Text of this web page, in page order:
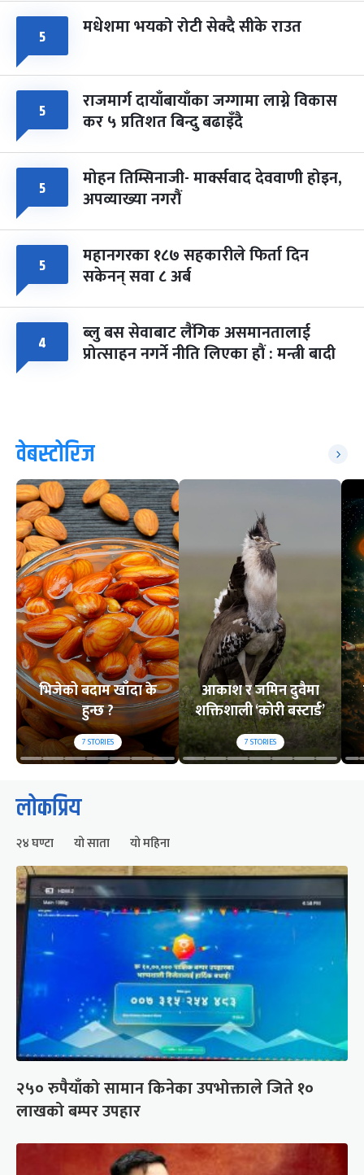
५ मधेशमा भयको रोटी सेक्दै सीके राउत
५ राजमार्ग दायाँबायाँका जग्गामा लाग्ने विकास
कर ५ प्रतिशत बिन्दु बढाइँदै
५ मोहन तिम्सिनाजी- मार्क्सवाद देववाणी होइन,
अपव्याख्या नगरौं
५ महानगरका १८७ सहकारीले फिर्ता दिन
सकेनन् सवा ८ अर्ब
४ ब्लु बस सेवाबाट लैंगिक असमानतालाई
प्रोत्साहन नगर्ने नीति लिएका हौं : मन्त्री बादी
वेबस्टोरिज
भिजेको बदाम खाँदा के
हुन्छ ?
7STORIES
आकाश र जमिन दुवैमा
शक्तिशाली ‘कोरी बस्टार्ड’
7STORIES
लोकप्रिय
२४ घण्टा यो साता यो महिना
२५० रुपैयाँको सामान किनेका उपभोक्ताले जिते १०
लाखको बम्पर उपहार